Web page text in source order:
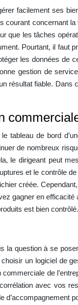
facilement ses
courant concernant
que les tâches
Pourtant, il faut
les données de
gestion de
résultat fiable. Dans
tableau de bord
de nombreux
le dirigeant peut
et le contrôle
créée.
gagner en efficacité
est bien contrôlé.
la question à se
un logiciel de
de
avec vos